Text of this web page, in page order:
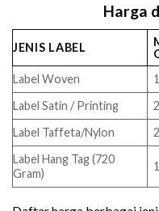
Harga
JENIS LABEL
Label Woven
Label Satin / Printing
Label Taffeta/Nylon
Label Hang Tag (720
Gram)